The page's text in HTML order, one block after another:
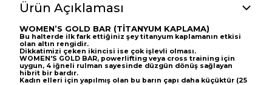
Ürün Açıklaması
WOMEN’S GOLD BAR (TİTANYUM KAPLAMA)
Bu halterde ilk fark ettiğiniz şey titanyum kaplamanın etkisi
olan altın rengidir.
Dikkatimizi çeken ikincisi ise çok işlevli olması.
WOMEN'S GOLD BAR, powerlifting veya cross training için
uygun, 4 iğneli rulman sayesinde düzgün dönüş sağlayan
hibrit bir bardır.
Kadın elleri için yapılmış olan bu barın çapı daha küçüktür (25